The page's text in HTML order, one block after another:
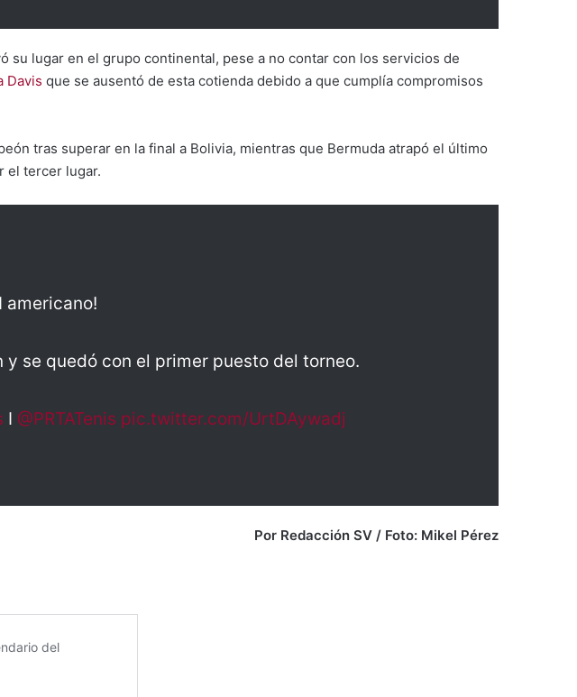
su lugar en el grupo continental, pese a no contar con los servicios de
Davis que se ausentó de esta cotienda debido a que cumplía compromisos
tras superar en la final a Bolivia, mientras que Bermuda atrapó el último
el tercer lugar.
americano!
se quedó con el primer puesto del torneo.
I @PRTATenis pic.twitter.com/UrtDAywadj
Por Redacción SV / Foto: Mikel Pérez